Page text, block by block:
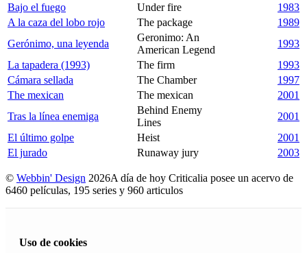
Bajo el fuego
Under fire
1983
A la caza del lobo rojo
The package
1989
Gerónimo, una leyenda
Geronimo: An
American Legend
1993
La tapadera (1993)
The firm
1993
Cámara sellada
The Chamber
1997
The mexican
The mexican
2001
Tras la línea enemiga
Behind Enemy
Lines
2001
El último golpe
Heist
2001
El jurado
Runaway jury 2003
© Webbin' Design 2026A día de hoy Criticalia posee un acervo de
6460 películas, 195 series y 960 articulos
Uso de cookies